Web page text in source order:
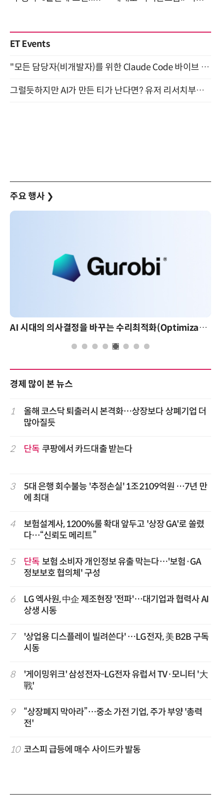
ET Events
"모든 담당자(비개발자)를 위한 Claude Code 바이브 코딩 2-day 부트캠프" 9월 16~17일 개최
그럴듯하지만 AI가 만든 티가 난다면? 유저 리서치부터 배포까지! (9/15)
주요 행사 ❯
AI 시대의 의사결정을 바꾸는 수리최적화(Optimization): 실제 산업 적용 사례와 활용 전략
경제 많이 본 뉴스
1
올해 코스닥 퇴출러시 본격화…상장보다 상폐기업 더
많아질듯
2 단독 쿠팡에서 카드대출 받는다
3
5대 은행 회수불능 '추정손실' 1조2109억원 …7년 만
에 최대
4
보험설계사, 1200%룰 확대 앞두고 '상장 GA'로 쏠렸
다…“신뢰도 메리트”
5 단독 보험 소비자 개인정보 유출 막는다…'보험·GA
정보보호 협의체' 구성
6
LG 엑사원, 中企 제조현장 '전파'…대기업과 협력사 AI
상생 시동
7
'상업용 디스플레이 빌려쓴다' …LG전자, 美 B2B 구독
시동
8
'게이밍위크' 삼성전자-LG전자 유럽서 TV·모니터 '大
戰'
9
“상장폐지 막아라”…중소 가전 기업, 주가 부양 '총력
전'
10 코스피 급등에 매수 사이드카 발동